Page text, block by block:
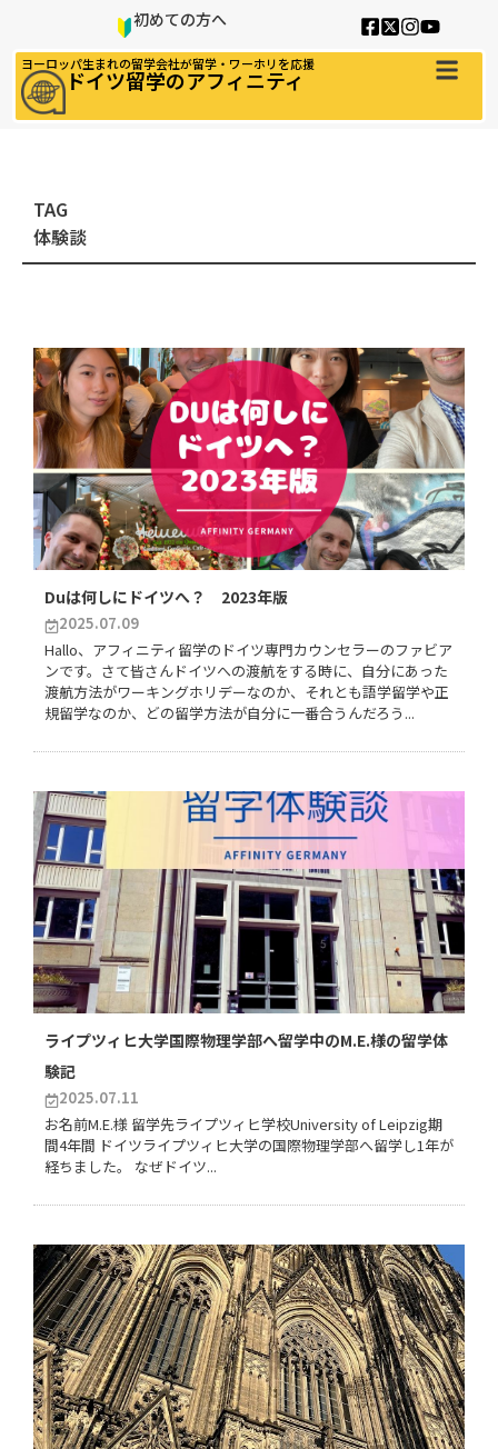
初めての方へ
ヨーロッパ生まれの留学会社が留学・ワーホリを応援
ドイツ留学のアフィニティ
TAG
体験談
Duは何しにドイツへ？ 2023年版
2025.07.09
Hallo、アフィニティ留学のドイツ専門カウンセラーのファビア
ンです。さて皆さんドイツへの渡航をする時に、自分にあった
渡航方法がワーキングホリデーなのか、それとも語学留学や正
規留学なのか、どの留学方法が自分に一番合うんだろう...
ライプツィヒ大学国際物理学部へ留学中のM.E.様の留学体
験記
2025.07.11
お名前M.E.様 留学先ライプツィヒ学校University of Leipzig期
間4年間 ドイツライプツィヒ大学の国際物理学部へ留学し1年が
経ちました。 なぜドイツ...